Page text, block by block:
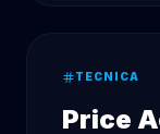
TECNICA
Price